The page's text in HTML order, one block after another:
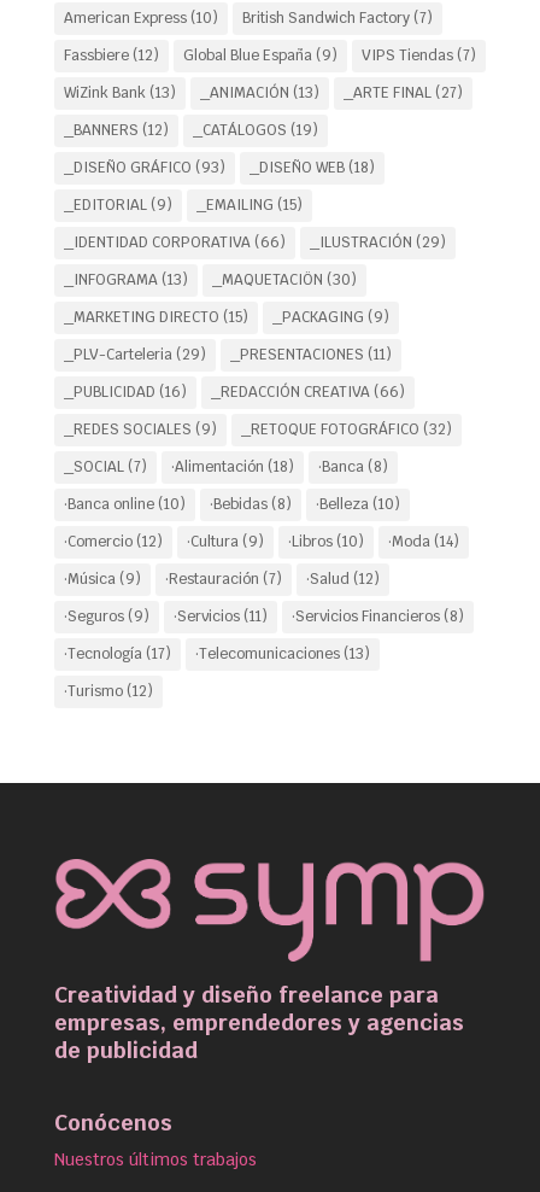
American Express(10) British Sandwich Factory(7)
Fassbiere(12) Global Blue España(9) VIPS Tiendas(7)
WiZink Bank(13) _ANIMACIÓN (13) _ARTE FINAL(27)
_BANNERS (12) _CATÁLOGOS (19)
_DISEÑO GRÁFICO (93) _DISEÑO WEB(18)
_EDITORIAL(9) _EMAILING (15)
_IDENTIDAD CORPORATIVA(66) _ILUSTRACIÓN (29)
_INFOGRAMA(13) _MAQUETACIÖN (30)
_MARKETING DIRECTO (15) _PACKAGING (9)
_PLV-Carteleria(29) _PRESENTACIONES (11)
_PUBLICIDAD (16) _REDACCIÓN CREATIVA(66)
_REDES SOCIALES (9) _RETOQUE FOTOGRÁFICO (32)
_SOCIAL(7) ·Alimentación (18) ·Banca(8)
·Banca online(10) ·Bebidas(8) ·Belleza(10)
·Comercio(12) ·Cultura(9) ·Libros(10) ·Moda(14)
·Música(9) ·Restauración (7) ·Salud (12)
·Seguros(9) ·Servicios(11) ·Servicios Financieros(8)
·Tecnología(17) ·Telecomunicaciones(13)
·Turismo(12)
Creatividad y diseño freelance para
empresas, emprendedores y agencias
de publicidad
Conócenos
Nuestros últimos trabajos